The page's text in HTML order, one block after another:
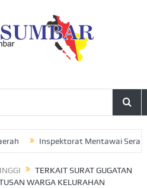
Inspektorat Mentawai Serahkan
TERKAIT SURAT GUGATAN
WARGA KELURAHAN